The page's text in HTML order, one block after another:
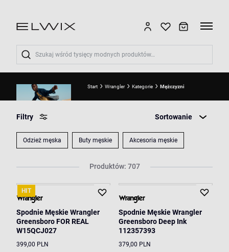
Wyszukaj
Start Wrangler Kategorie Mężczyzni
Filtry Sortowanie
Odzież męska Buty męskie Akcesoria męskie
Produktów: 707
HIT
Spodnie Męskie Wrangler
Greensboro FOR REAL
W15QCJ027
399,00 PLN
Spodnie Męskie Wrangler
Greensboro Deep Ink
112357393
379,00 PLN